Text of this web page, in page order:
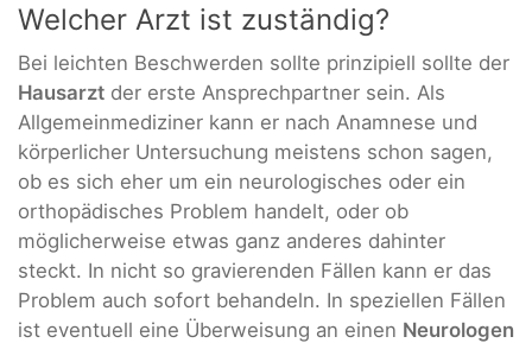
Welcher Arzt ist zuständig?
Bei leichten Beschwerden sollte prinzipiell sollte der
Hausarzt der erste Ansprechpartner sein. Als
Allgemeinmediziner kann er nach Anamnese und
körperlicher Untersuchung meistens schon sagen,
ob es sich eher um ein neurologisches oder ein
orthopädisches Problem handelt, oder ob
möglicherweise etwas ganz anderes dahinter
steckt. In nicht so gravierenden Fällen kann er das
Problem auch sofort behandeln. In speziellen Fällen
ist eventuell eine Überweisung an einen Neurologen